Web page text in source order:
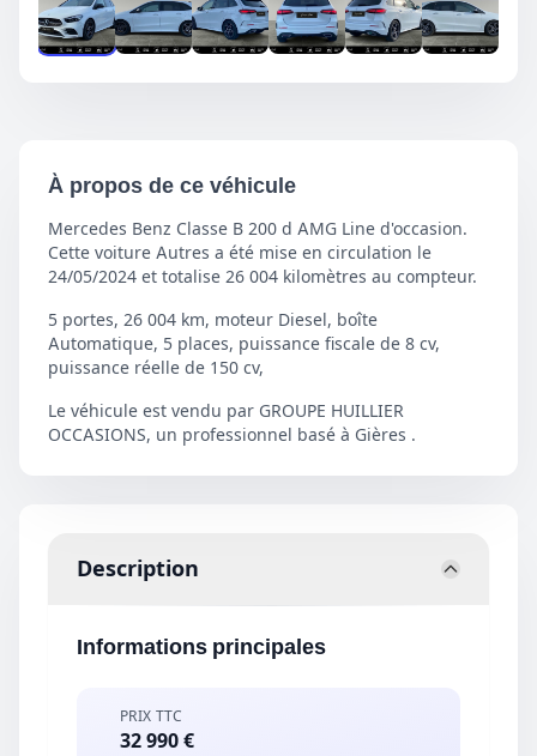
Description
Informations principales
PRIX TTC
32 990 €
À propos de ce véhicule
Mercedes Benz Classe B 200 d AMG Line d'occasion.
Cette voiture Autres a été mise en circulation le
24/05/2024 et totalise 26 004 kilomètres au compteur.
5 portes, 26 004 km, moteur Diesel, boîte
Automatique, 5 places, puissance fiscale de 8 cv,
puissance réelle de 150 cv,
Le véhicule est vendu par GROUPE HUILLIER
OCCASIONS, un professionnel basé à Gières .